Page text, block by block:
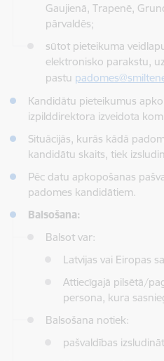
Gaujienā, Trapenē,
pārvaldēs;
sūtot pieteikuma
elektronisko parakstu,
pastu
Kandidātu pieteikumus
izpilddirektora izveidota
Situācijās, kurās kādā
kandidātu skaits, tiek
Pēc datu apkopošanas
padomes kandidātiem.
Balsošana:
Balsot var:
Latvijas vai Eiropas
Attiecīgajā pilsētā/
persona, kura
Balsošana notiek:
pašvaldības